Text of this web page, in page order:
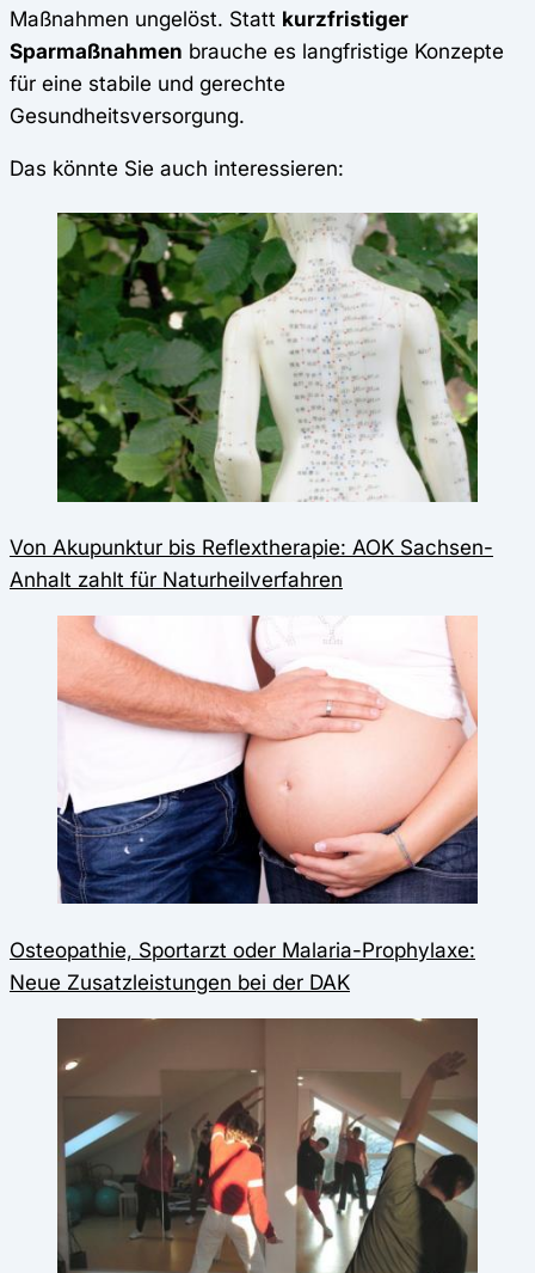
Maßnahmen ungelöst. Statt kurzfristiger
Sparmaßnahmen brauche es langfristige Konzepte
für eine stabile und gerechte
Gesundheitsversorgung.
Das könnte Sie auch interessieren:
Von Akupunktur bis Reflextherapie: AOK Sachsen-
Anhalt zahlt für Naturheilverfahren
Osteopathie, Sportarzt oder Malaria-Prophylaxe:
Neue Zusatzleistungen bei der DAK